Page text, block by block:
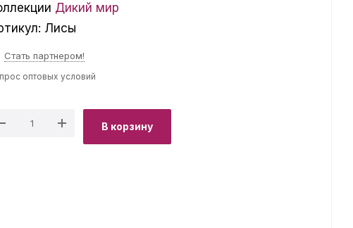
Дикий мир
Лисы
Стать партнером!
оптовых условий
В корзину